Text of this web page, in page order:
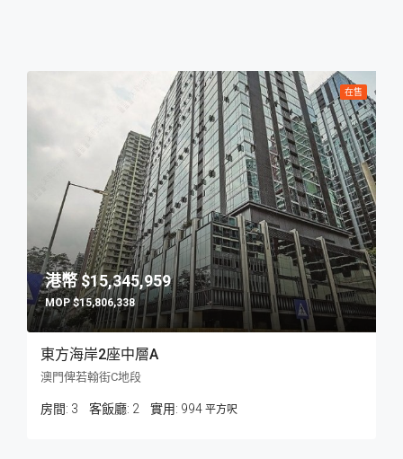
在售
$15,345,959
$15,806,338
東方海岸2座中層A
澳門俾若翰街C地段
房間: 3 客飯廳: 2 994 平方呎